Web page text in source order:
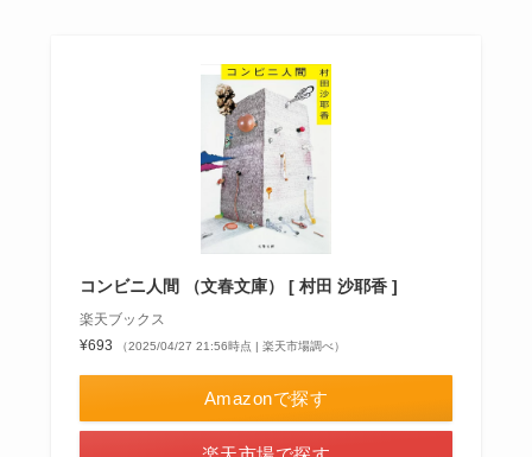
コンビニ人間 （文春文庫） [ 村田 沙耶香 ]
楽天ブックス
¥693
（2025/04/27 21:56時点 | 楽天市場調べ）
Amazonで探す